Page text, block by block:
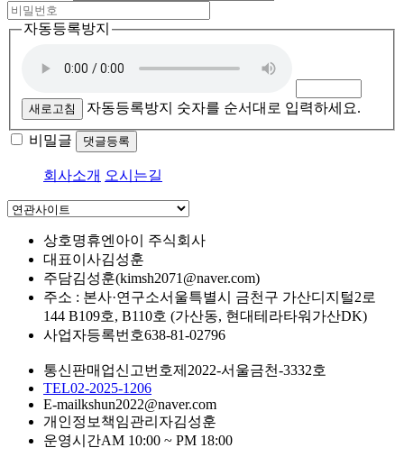
자동등록방지
새로고침 자동등록방지 숫자를 순서대로 입력하세요.
비밀글 댓글등록
회사소개 오시는길
상호명휴엔아이 주식회사
대표이사김성훈
주담김성훈(kimsh2071@naver.com)
주소 : 본사·연구소서울특별시 금천구 가산디지털2로
144 B109호, B110호 (가산동, 현대테라타워가산DK)
사업자등록번호638-81-02796
통신판매업신고번호제2022-서울금천-3332호
TEL02-2025-1206
E-mailkshun2022@naver.com
개인정보책임관리자김성훈
운영시간AM 10:00 ~ PM 18:00